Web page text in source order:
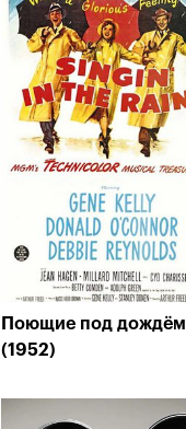
Поющие под дождём
(1952)